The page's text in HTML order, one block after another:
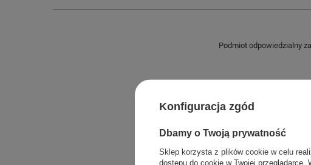
Podmiot odpowiedzialny
Konfiguracja zgód
Dbamy o Twoją prywatność
Sklep korzysta z plików cookie w celu
dostępu do cookie w Twojej